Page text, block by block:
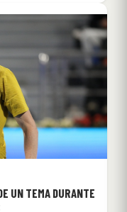
UN TEMA DURANTE